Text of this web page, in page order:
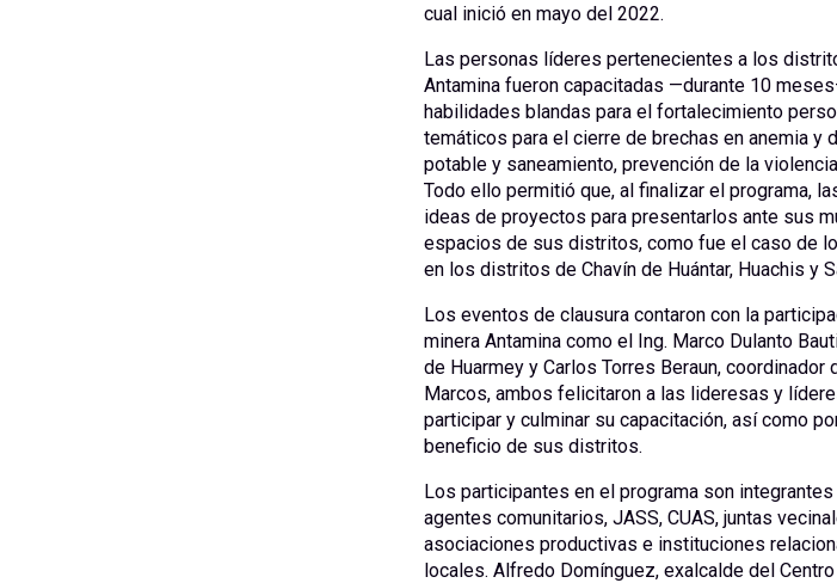
cual inició en mayo del 2022.
Las personas líderes pertenecientes a los
Antamina fueron capacitadas —durante 10
habilidades blandas para el fortalecimiento
temáticos para el cierre de brechas en anemia y
potable y saneamiento, prevención de la
Todo ello permitió que, al finalizar el programa,
ideas de proyectos para presentarlos ante sus
espacios de sus distritos, como fue el caso de
en los distritos de Chavín de Huántar, Huachis y
Los eventos de clausura contaron con la
minera Antamina como el Ing. Marco Dulanto
de Huarmey y Carlos Torres Beraun, coordinador
Marcos, ambos felicitaron a las lideresas y
participar y culminar su capacitación, así como
beneficio de sus distritos.
Los participantes en el programa son
agentes comunitarios, JASS, CUAS, juntas
asociaciones productivas e instituciones
locales. Alfredo Domínguez, exalcalde del